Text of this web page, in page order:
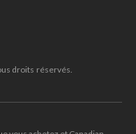
droits réservés.